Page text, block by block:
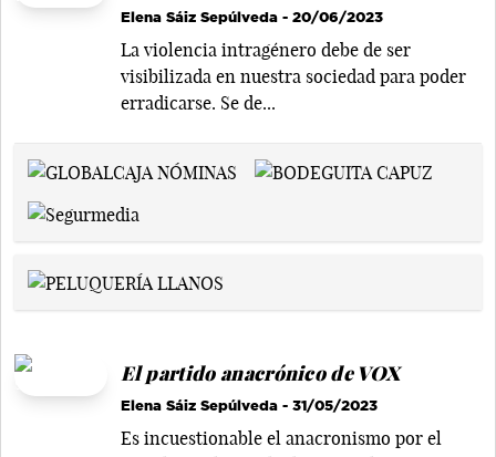
Elena Sáiz Sepúlveda - 20/06/2023
La violencia intragénero debe de ser
visibilizada en nuestra sociedad para poder
erradicarse. Se de...
El partido anacrónico de VOX
Elena Sáiz Sepúlveda - 31/05/2023
Es incuestionable el anacronismo por el